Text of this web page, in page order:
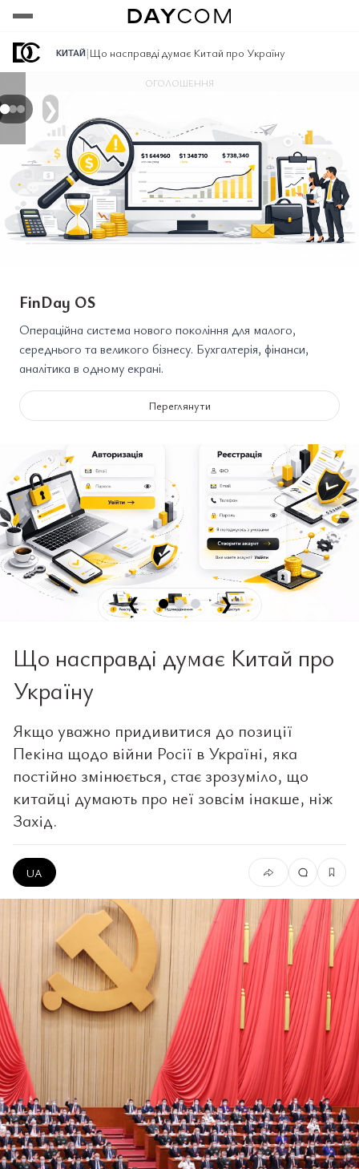
КИТАЙ|Що насправді думає Китай про Україну
Переглянути
Переглянути
Переглянути
❯
ОГОЛОШЕННЯ
FinDay OS
Операційна система нового покоління для малого,
середнього та великого бізнесу. Бухгалтерія, фінанси,
аналітика в одному екрані.
Переглянути
❮ ❯
Що насправді думає Китай про
Україну
Якщо уважно придивитися до позиції
Пекіна щодо війни Росії в Україні, яка
постійно змінюється, стає зрозуміло, що
китайці думають про неї зовсім інакше, ніж
Захід.
UA